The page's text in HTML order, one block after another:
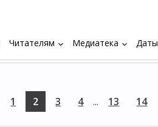
Читателям keyboard_arrow_down Медиатека keyboard_arrow_down Даты
1 2 3 4 ... 13 14